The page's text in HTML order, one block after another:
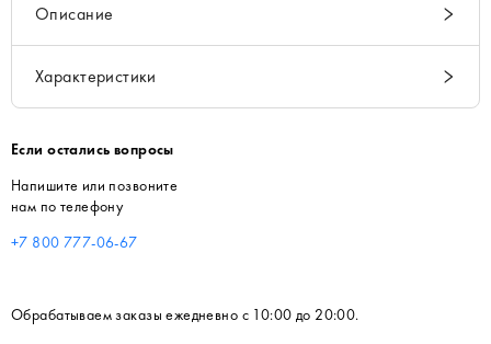
Описание
Характеристики
Если остались вопросы
Напишите или позвоните
нам по телефону
+7 800 777-06-67
Обрабатываем заказы ежедневно с 10:00 до 20:00.